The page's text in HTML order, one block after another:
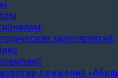
мероприятий
движения